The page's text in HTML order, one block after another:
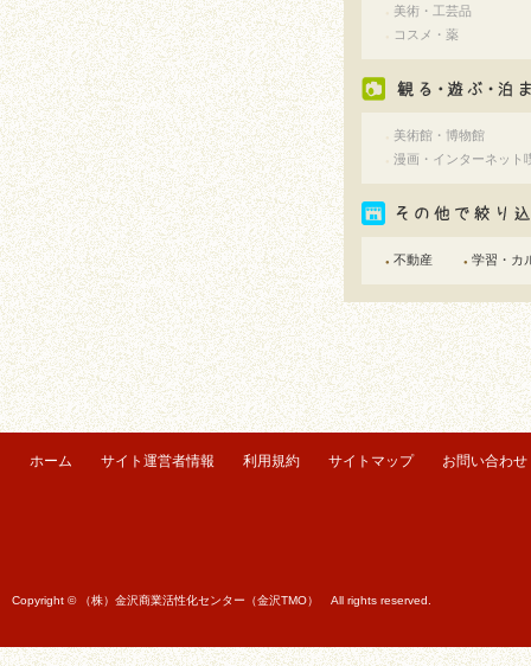
美術・工芸品
コスメ・薬
美術館・博物館
漫画・インターネット
● 不動産 ● 学習・カ
ホーム サイト運営者情報 利用規約 サイトマップ お問い合わせ
Copyright © （株）金沢商業活性化センター（金沢TMO） All rights reserved.